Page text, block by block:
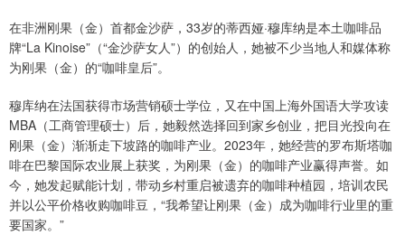
在非洲刚果（金）首都金沙萨，33岁的蒂西娅·穆库纳是本土咖啡品
牌“La Kinoise”（“金沙萨女人”）的创始人，她被不少当地人和媒体称
为刚果（金）的“咖啡皇后”。
穆库纳在法国获得市场营销硕士学位，又在中国上海外国语大学攻读
MBA（工商管理硕士）后，她毅然选择回到家乡创业，把目光投向在
刚果（金）渐渐走下坡路的咖啡产业。2023年，她经营的罗布斯塔咖
啡在巴黎国际农业展上获奖，为刚果（金）的咖啡产业赢得声誉。如
今，她发起赋能计划，带动乡村重启被遗弃的咖啡种植园，培训农民
并以公平价格收购咖啡豆，“我希望让刚果（金）成为咖啡行业里的重
要国家。”